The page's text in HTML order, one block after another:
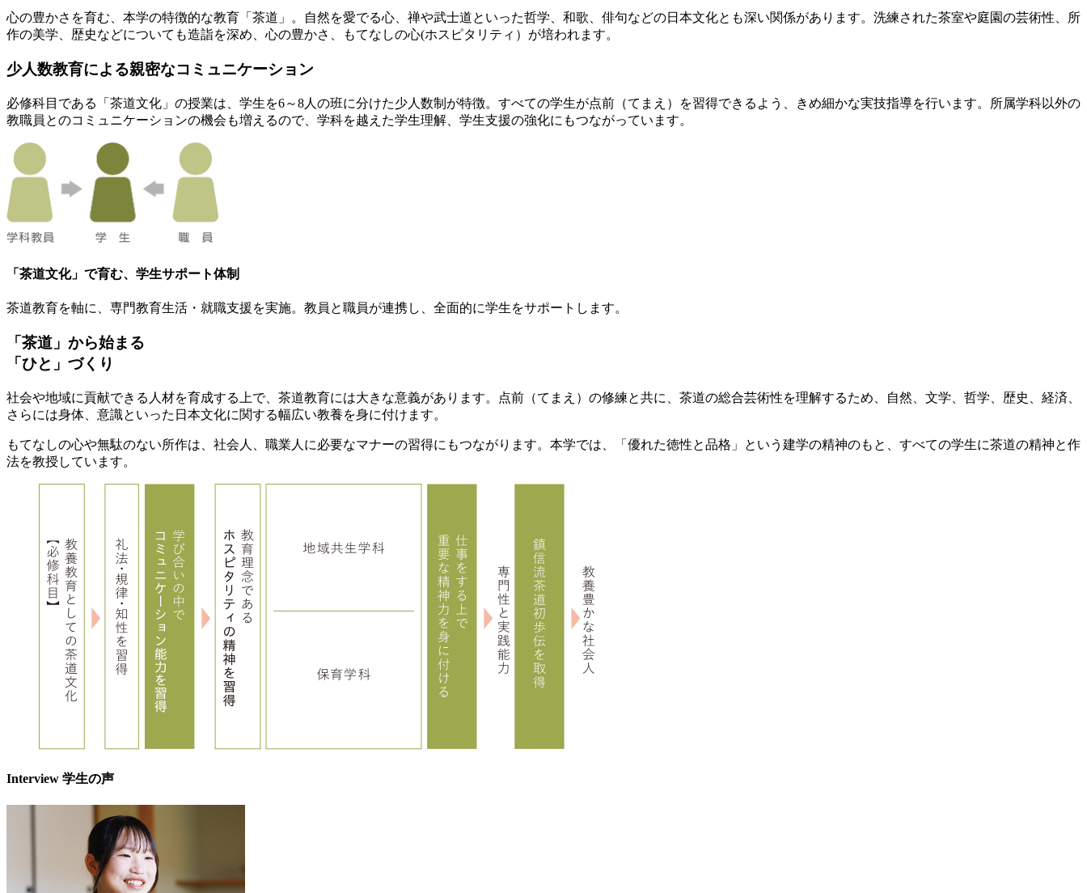
心の豊かさを育む、本学の特徴的な教育「茶道」。自然を愛でる心、禅や武士道といった哲学、和歌、俳句などの日本文化とも深い関係があります。洗練された茶室や庭園の芸術性、所
作の美学、歴史などについても造詣を深め、心の豊かさ、もてなしの心(ホスピタリティ）が培われます。
少人数教育による親密なコミュニケーション
必修科目である「茶道文化」の授業は、学生を6～8人の班に分けた少人数制が特徴。すべての学生が点前（てまえ）を習得できるよう、きめ細かな実技指導を行います。所属学科以外の
教職員とのコミュニケーションの機会も増えるので、学科を越えた学生理解、学生支援の強化にもつながっています。
「茶道文化」で育む、学生サポート体制
茶道教育を軸に、専門教育生活・就職支援を実施。教員と職員が連携し、全面的に学生をサポートします。
「茶道」から始まる
「ひと」づくり
社会や地域に貢献できる人材を育成する上で、茶道教育には大きな意義があります。点前（てまえ）の修練と共に、茶道の総合芸術性を理解するため、自然、文学、哲学、歴史、経済、
さらには身体、意識といった日本文化に関する幅広い教養を身に付けます。
もてなしの心や無駄のない所作は、社会人、職業人に必要なマナーの習得にもつながります。本学では、「優れた徳性と品格」という建学の精神のもと、すべての学生に茶道の精神と作
法を教授しています。
Interview 学生の声